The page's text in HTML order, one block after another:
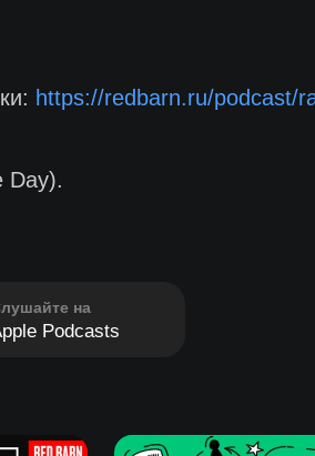
https://redbarn.ru/podcast/
Day).
на
Podcasts